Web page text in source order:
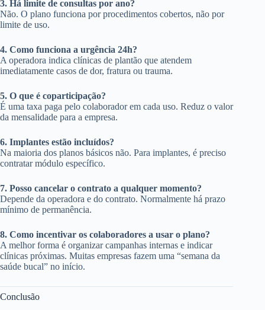
3. Há limite de consultas por ano?
Não. O plano funciona por procedimentos cobertos, não por
limite de uso.
4. Como funciona a urgência 24h?
A operadora indica clínicas de plantão que atendem
imediatamente casos de dor, fratura ou trauma.
5. O que é coparticipação?
É uma taxa paga pelo colaborador em cada uso. Reduz o valor
da mensalidade para a empresa.
6. Implantes estão incluídos?
Na maioria dos planos básicos não. Para implantes, é preciso
contratar módulo específico.
7. Posso cancelar o contrato a qualquer momento?
Depende da operadora e do contrato. Normalmente há prazo
mínimo de permanência.
8. Como incentivar os colaboradores a usar o plano?
A melhor forma é organizar campanhas internas e indicar
clínicas próximas. Muitas empresas fazem uma “semana da
saúde bucal” no início.
Conclusão